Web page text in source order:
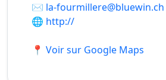
✉️ la-fourmillere@bluewin.ch
🌐 http://
📍 Voir sur Google Maps